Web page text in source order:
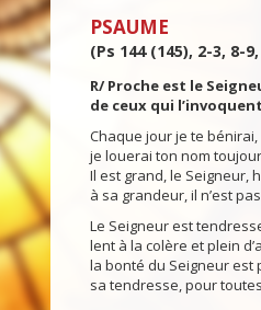
PSAUME
(Ps 144 (145), 2-3, 8-
R/ Proche est le
de ceux qui
Chaque jour je te bénirai,
je louerai ton nom
Il est grand, le Seigneur,
à sa grandeur, il n’est
Le Seigneur est
lent à la colère et plein
la bonté du Seigneur est
sa tendresse, pour